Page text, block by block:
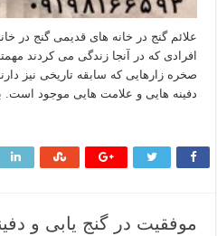
علائم گنج در خانه های قدیمی گنج در
افرادی که در آنجا زندگی می کردند
صخره زارهایی که سابقه تاریخی نیز
دفینه هایی و علامت هایی موجود
موفقیت در گنج یابی و